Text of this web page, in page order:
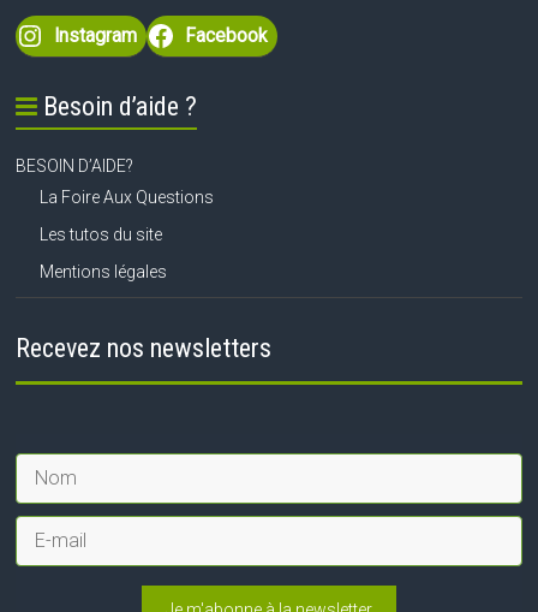
Instagram Facebook
Besoin d’aide ?
BESOIN D’AIDE?
La Foire Aux Questions
Les tutos du site
Mentions légales
Recevez nos newsletters